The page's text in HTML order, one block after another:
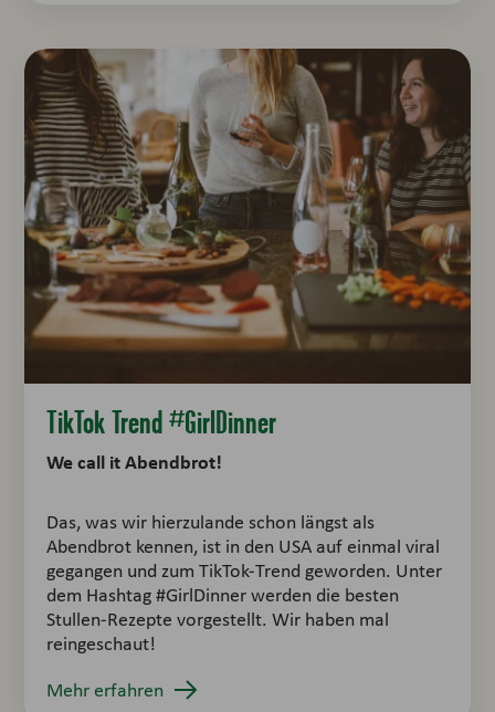
TikTok Trend #GirlDinner
We call it Abendbrot!
Das, was wir hierzulande schon längst als
Abendbrot kennen, ist in den USA auf einmal viral
gegangen und zum TikTok-Trend geworden. Unter
dem Hashtag #GirlDinner werden die besten
Stullen-Rezepte vorgestellt. Wir haben mal
reingeschaut!
Mehr erfahren